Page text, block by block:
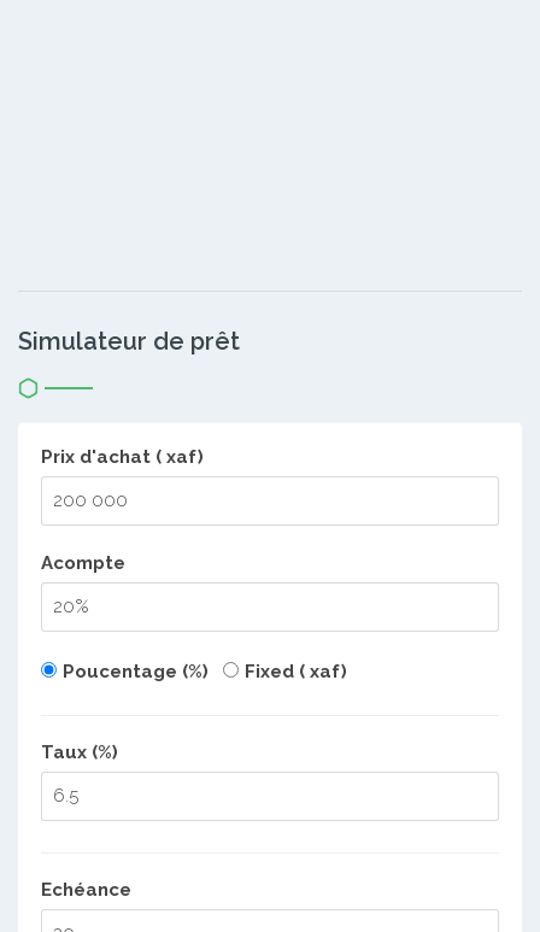
Simulateur de prêt
Prix d'achat ( xaf)
Acompte
Poucentage (%) Fixed ( xaf)
Taux (%)
Echéance